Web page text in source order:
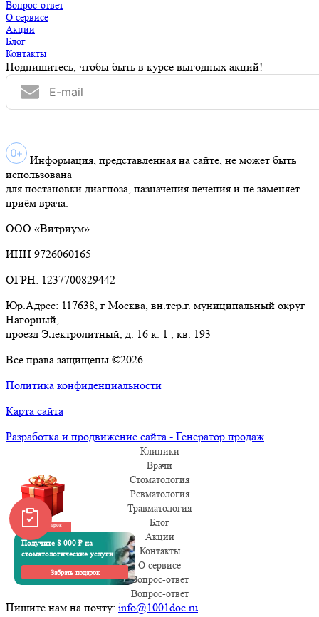
Вопрос-ответ
О сервисе
Акции
Блог
Контакты
Подпишитесь, чтобы быть в курсе выгодных акций!
Информация, представленная на сайте, не может быть
использована
для постановки диагноза, назначения лечения и не заменяет
приём врача.
ООО «Витриум»
ИНН 9726060165
ОГРН: 1237700829442
Юр.Адрес: 117638, г Москва, вн.тер.г. муниципальный округ
Нагорный,
проезд Электролитный, д. 16 к. 1 , кв. 193
Все права защищены ©2026
Политика конфиденциальности
Карта сайта
Разработка и продвижение сайта - Генератор продаж
Клиники
Врачи
Стоматология
Ревматология
Травматология
Блог
Акции
Контакты
О сервисе
Вопрос-ответ
Вопрос-ответ
Пишите нам на почту: info@1001doc.ru
Забрать подарок
Получите 8 000 ₽ на
стоматологические услуги
Забрать подарок